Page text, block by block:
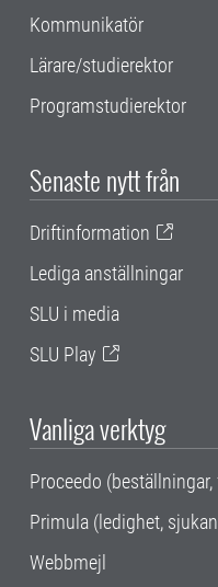
Kommunikatör
Lärare/studierektor
Programstudierektor
Senaste nytt från
Driftinformation
Lediga anställningar
SLU i media
SLU Play
Vanliga verktyg
Proceedo
Primula (ledighet,
Webbmejl